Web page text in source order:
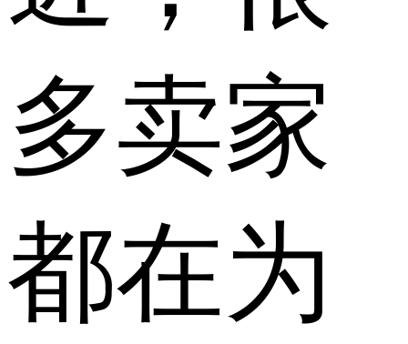
多卖家
都在为